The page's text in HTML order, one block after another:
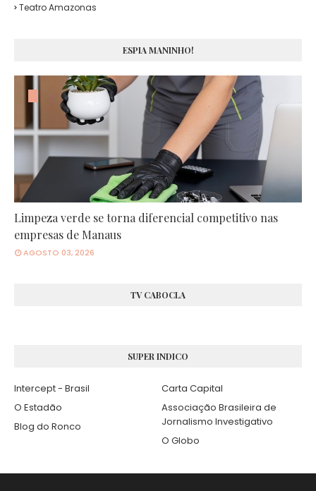
Teatro Amazonas
ESPIA MANINHO!
Limpeza verde se torna diferencial competitivo nas
empresas de Manaus
AGOSTO 03, 2026
TV CABOCLA
SUPER INDICO
Intercept - Brasil
Carta Capital
O Estadão
Associação Brasileira de
Jornalismo Investigativo
Blog do Ronco
O Globo